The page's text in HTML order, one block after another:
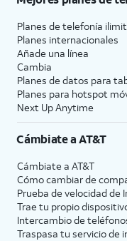
Planes de telefonía
Planes internacionales
Añade una línea
Cambia
Planes de datos para
Planes para hotspot
Next Up Anytime
Cámbiate aAT&T
Cámbiate a AT&T
Cómo cambiar de
Prueba de velocidad de
Trae tu propio
Intercambio de
Traspasa tu servicio de